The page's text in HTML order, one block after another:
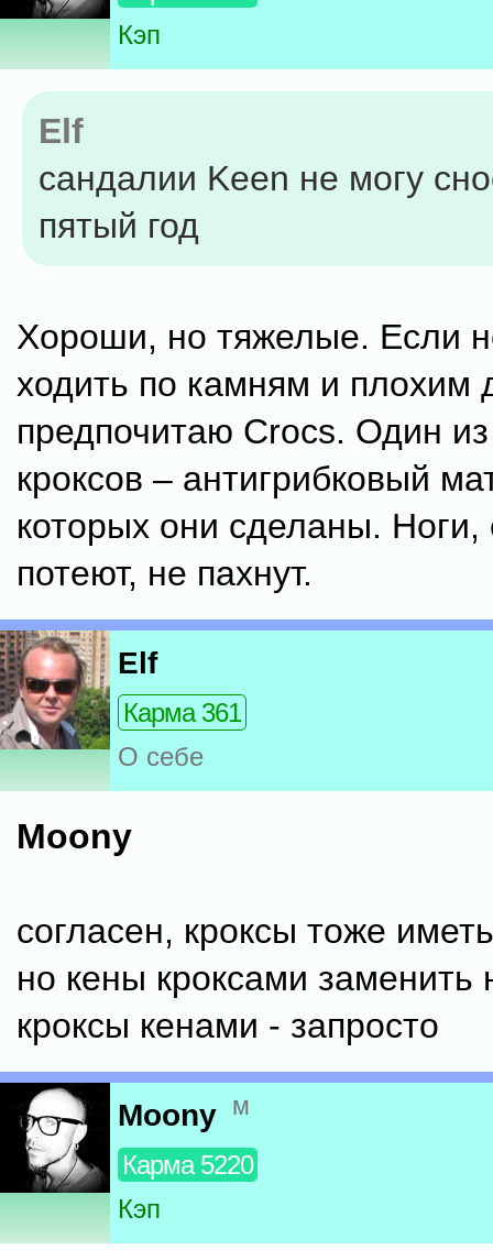
Кэп
Elf
сандалии Keen не могу
пятый год
Хороши, но тяжелые. Если
ходить по камням и плохим
предпочитаю Crocs. Один
кроксов – антигрибковый
которых они сделаны. Ноги,
потеют, не пахнут.
Elf
Карма 361
О себе
Moony
согласен, кроксы тоже
но кены кроксами заменить
кроксы кенами - запросто
Moony м
Карма 5220
Кэп